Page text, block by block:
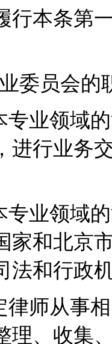
行本条第
委员会的
专业领域
进行业务
专业领域
家和北京
法和行政
律师从事
理、收集